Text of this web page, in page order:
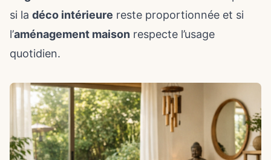
si la déco intérieure reste proportionnée et si
l’aménagement maison respecte l’usage
quotidien.